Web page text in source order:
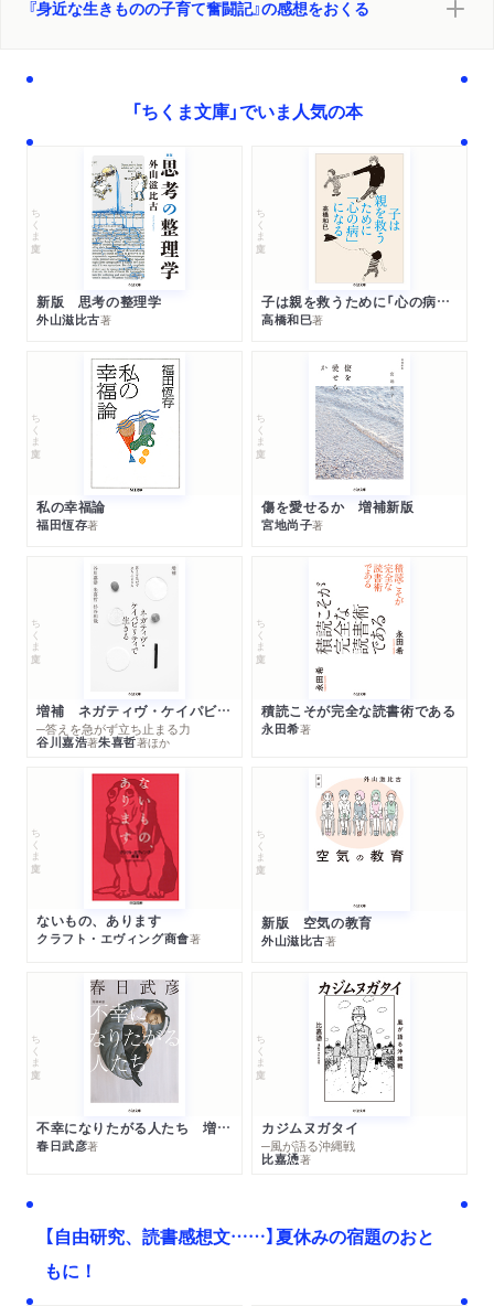
『身近な生きものの子育て奮闘記』の感想をおくる
「ちくま文庫」でいま人気の本
ちくま文庫
新版 思考の整理学
外山滋比古著
ちくま文庫
子は親を救うために「心の病」になる
高橋和巳著
ちくま文庫
私の幸福論
福田恆存著
ちくま文庫
傷を愛せるか 増補新版
宮地尚子著
ちくま文庫
増補 ネガティヴ・ケイパビリティで生きる
─答えを急がず立ち止まる力
谷川嘉浩著朱喜哲著ほか
ちくま文庫
積読こそが完全な読書術である
永田希著
ちくま文庫
ないもの、あります
クラフト・エヴィング商會著
ちくま文庫
新版 空気の教育
外山滋比古著
ちくま文庫
不幸になりたがる人たち 増補新版
春日武彦著
ちくま文庫
カジムヌガタイ
─風が語る沖縄戦
比嘉慂著
【自由研究、読書感想文……】夏休みの宿題のおと
もに！